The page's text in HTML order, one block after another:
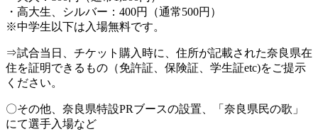
・高大生、シルバー：400円（通常500円）
※中学生以下は入場無料です。
⇒試合当日、チケット購入時に、住所が記載された奈良県在
住を証明できるもの（免許証、保険証、学生証etc)をご提示
ください。
〇その他、奈良県特設PRブースの設置、「奈良県民の歌」
にて選手入場など